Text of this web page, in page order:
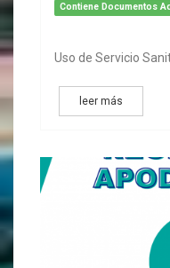
Contiene Documentos
Uso de Servicio
leer más